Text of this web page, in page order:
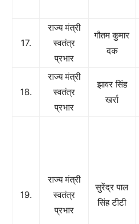
17.
राज्य मंत्री
स्वतंत्र
प्रभार
गौतम कुमार
दक
18.
राज्य मंत्री
स्वतंत्र
प्रभार
झावर सिंह
खर्रा
19.
राज्य मंत्री
स्वतंत्र
प्रभार
सुरेंद्र पाल
सिंह टीटी